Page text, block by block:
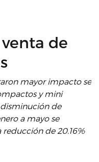
de
mayor impacto se
y mini
de
a mayo se
reducción de 20.16%